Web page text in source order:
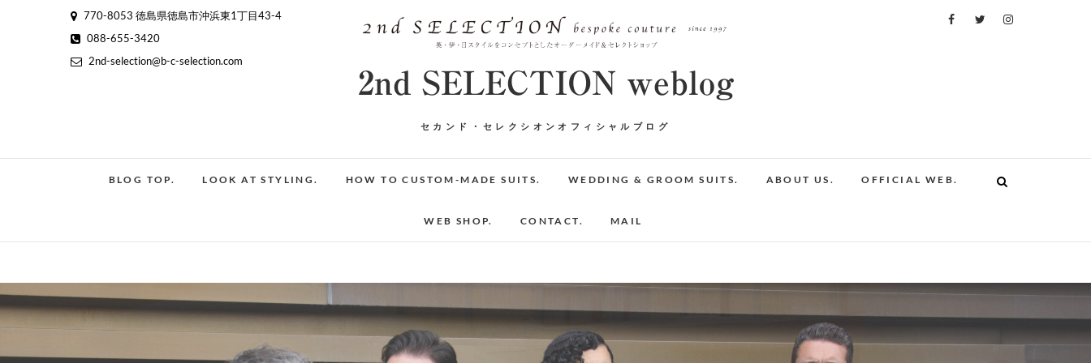
770-8053 徳島県徳島市沖浜東1丁目43-4
088-655-3420
2nd-selection@b-c-selection.com
2nd SELECTION weblog
セカンド・セレクシオンオフィシャルブログ
BLOG TOP. LOOK AT STYLING. HOW TO CUSTOM-MADE SUITS. WEDDING & GROOM SUITS. ABOUT US. OFFICIAL WEB.
WEB SHOP. CONTACT. MAIL